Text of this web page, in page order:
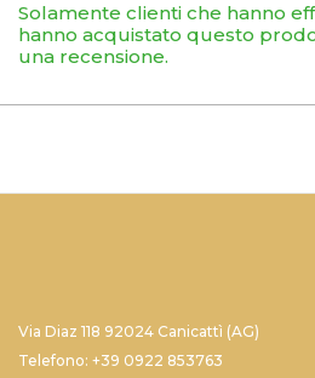
Solamente clienti che hanno
hanno acquistato questo
una recensione.
Via Diaz 118 92024 Canicattì (AG)
Telefono: +39 0922 853763